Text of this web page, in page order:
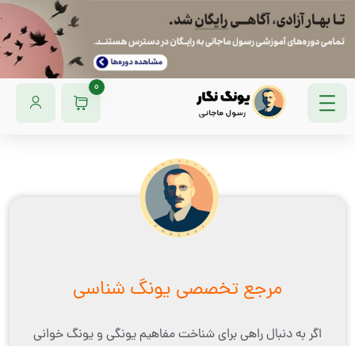
0
مرجع تخصصی یونگ شناسی
اگر به دنبال راهی برای شناخت مفاهیم یونگی و یونگ خوانی